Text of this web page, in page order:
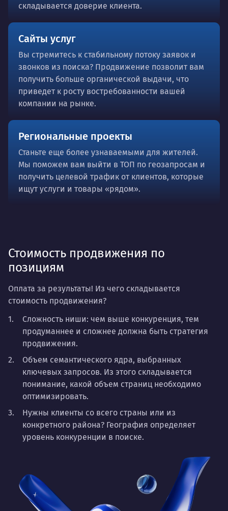
складывается доверие клиента.
Сайты услуг
Вы стремитесь к стабильному потоку заявок и
звонков из поиска? Продвижение позволит вам
получить больше органической выдачи, что
приведет к росту востребованности вашей
компании на рынке.
Региональные проекты
Станьте еще более узнаваемыми для жителей.
Мы поможем вам выйти в ТОП по геозапросам и
получить целевой трафик от клиентов, которые
ищут услуги и товары «рядом».
Стоимость продвижения по
позициям
Оплата за результаты! Из чего складывается
стоимость продвижения?
Сложность ниши: чем выше конкуренция, тем
продуманнее и сложнее должна быть стратегия
продвижения.
Объем семантического ядра, выбранных
ключевых запросов. Из этого складывается
понимание, какой объем страниц необходимо
оптимизировать.
Нужны клиенты со всего страны или из
конкретного района? География определяет
уровень конкуренции в поиске.